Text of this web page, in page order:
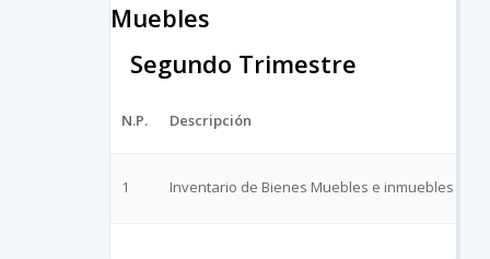
Muebles
Segundo Trimestre
N.P. Descripción
1 Inventario de Bienes Muebles e inmuebles jun